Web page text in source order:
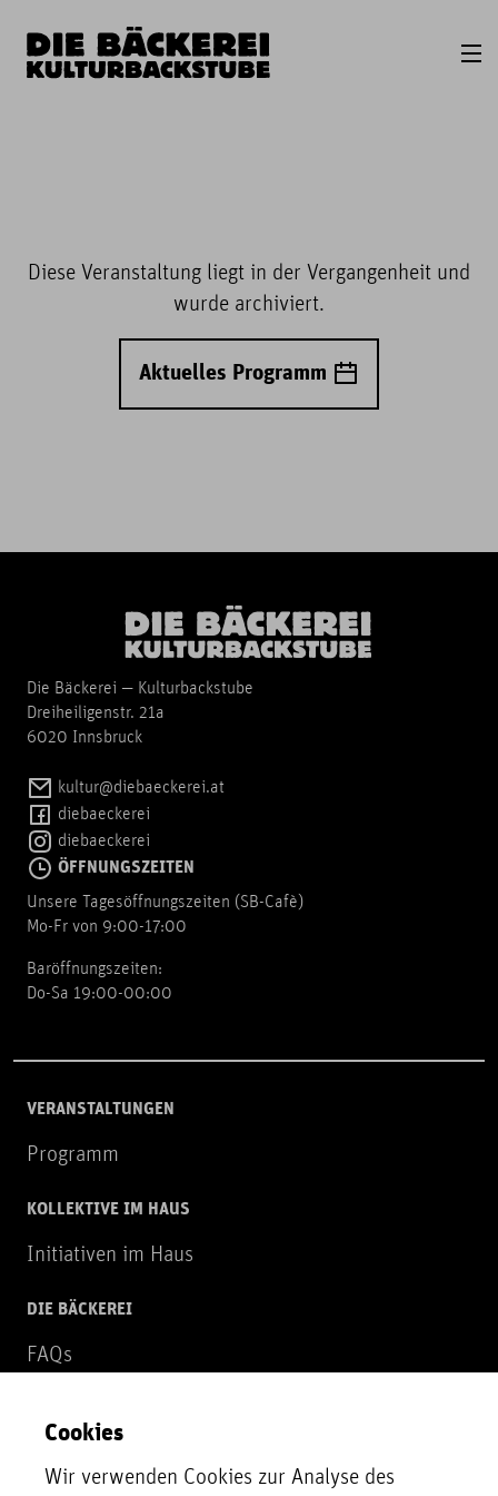
Diese Veranstaltung liegt in der Vergangenheit und
wurde archiviert.
Aktuelles Programm
Die Bäckerei — Kulturbackstube
Dreiheiligenstr. 21a
6020 Innsbruck
kultur@diebaeckerei.at
diebaeckerei
diebaeckerei
ÖFFNUNGSZEITEN
Unsere Tagesöffnungszeiten (SB-Cafè)
Mo-Fr von 9:00-17:00
Baröffnungszeiten:
Do-Sa 19:00-00:00
VERANSTALTUNGEN
Programm
KOLLEKTIVE IM HAUS
Initiativen im Haus
DIE BÄCKEREI
FAQs
NEWSLETTER
Zur Newsletter Anmeldung
Cookies
Wir verwenden Cookies zur Analyse des